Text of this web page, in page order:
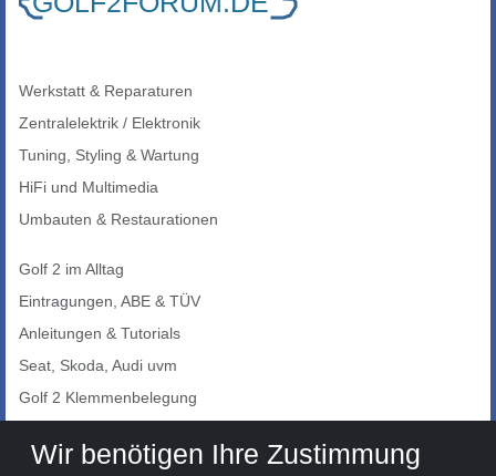
Werkstatt & Reparaturen
Zentralelektrik / Elektronik
Tuning, Styling & Wartung
HiFi und Multimedia
Umbauten & Restaurationen
Golf 2 im Alltag
Eintragungen, ABE & TÜV
Anleitungen & Tutorials
Seat, Skoda, Audi uvm
Golf 2 Klemmenbelegung
Auto-Showroom
Wir benötigen Ihre Zustimmung